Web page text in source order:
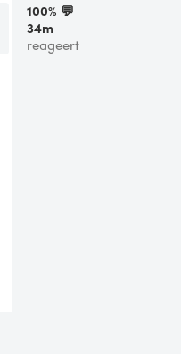
100% 💬
34m
reageert